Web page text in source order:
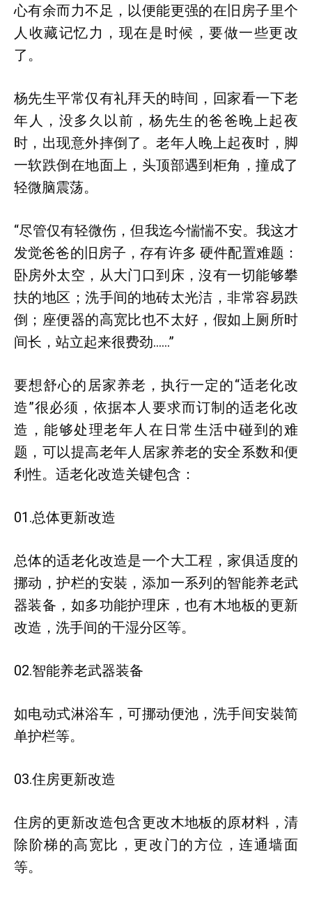
心有余而力不足，以便能更强的在旧房子里个
人收藏记忆力，现在是时候，要做一些更改
了。
杨先生平常仅有礼拜天的時间，回家看一下老
年人，没多久以前，杨先生的爸爸晚上起夜
时，出现意外摔倒了。老年人晚上起夜时，脚
一软跌倒在地面上，头顶部遇到柜角，撞成了
轻微脑震荡。
“尽管仅有轻微伤，但我迄今惴惴不安。我这才
发觉爸爸的旧房子，存有许多 硬件配置难题：
卧房外太空，从大门口到床，沒有一切能够攀
扶的地区；洗手间的地砖太光洁，非常容易跌
倒；座便器的高宽比也不太好，假如上厕所时
间长，站立起来很费劲……”
要想舒心的居家养老，执行一定的“适老化改
造”很必须，依据本人要求而订制的适老化改
造，能够处理老年人在日常生活中碰到的难
题，可以提高老年人居家养老的安全系数和便
利性。适老化改造关键包含：
01.总体更新改造
总体的适老化改造是一个大工程，家俱适度的
挪动，护栏的安裝，添加一系列的智能养老武
器装备，如多功能护理床，也有木地板的更新
改造，洗手间的干湿分区等。
02.智能养老武器装备
如电动式淋浴车，可挪动便池，洗手间安裝简
单护栏等。
03.住房更新改造
住房的更新改造包含更改木地板的原材料，清
除阶梯的高宽比，更改门的方位，连通墙面
等。